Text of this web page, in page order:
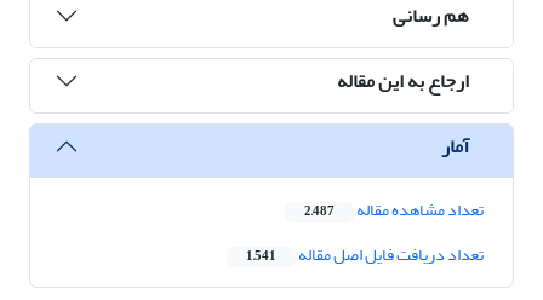
هم رسانی
ارجاع به این مقاله
آمار
تعداد مشاهده مقاله 2,487
تعداد دریافت فایل اصل مقاله 1,541